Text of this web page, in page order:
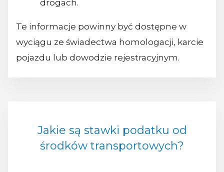
drogach.
Te informacje powinny być dostępne w
wyciągu ze świadectwa homologacji, karcie
pojazdu lub dowodzie rejestracyjnym.
Jakie są stawki podatku od
środków transportowych?